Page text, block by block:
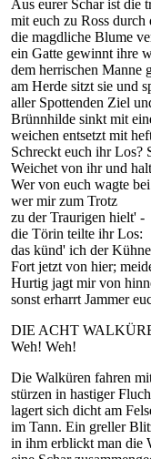
Aus eurer Schar ist die
mit euch zu Ross
die magdliche Blume
ein Gatte gewinnt ihre
dem herrischen Manne
am Herde sitzt sie und
aller Spottenden Ziel
Brünnhilde sinkt mit
weichen entsetzt mit
Schreckt euch ihr Los?
Weichet von ihr und
Wer von euch wagte
wer mir zum Trotz
zu der Traurigen hielt' -
die Törin teilte ihr Los:
das künd' ich der
Fort jetzt von hier;
Hurtig jagt mir von
sonst erharrt Jammer
DIE ACHT
Weh! Weh!
Die Walküren fahren
stürzen in hastiger
lagert sich dicht am
im Tann. Ein greller
in ihm erblickt man die